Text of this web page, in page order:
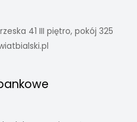
41 III piętro, pokój 325